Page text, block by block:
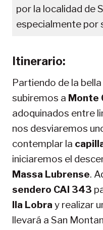
por la localidad de
especialmente por
Itinerario:
Partiendo de la
subiremos a Monte
adoquinados entre
nos desviaremos
contemplar la
iniciaremos el
Massa Lubrense.
sendero CAI 343
lla Lobra y realizar
llevará a San